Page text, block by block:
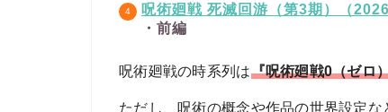
呪術廻戦 死滅回游（第3期）（2026
・前編
呪術廻戦の時系列は『呪術廻戦0（ゼロ
ただし、呪術の概念や作品の世界設定